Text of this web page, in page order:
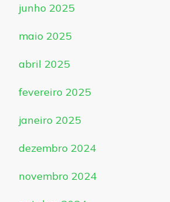
junho 2025
maio 2025
abril 2025
fevereiro 2025
janeiro 2025
dezembro 2024
novembro 2024